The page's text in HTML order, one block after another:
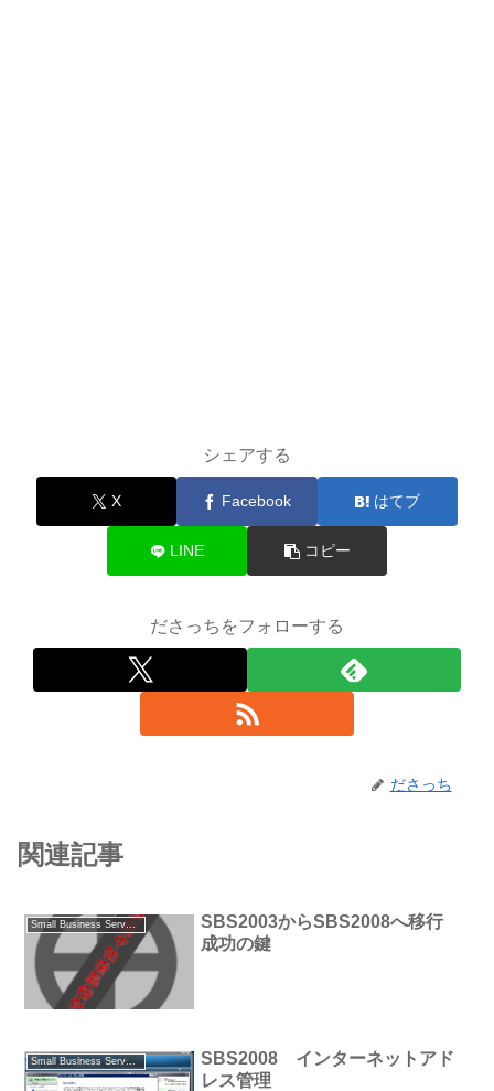
シェアする
X Facebook はてブ
LINE コピー
ださっちをフォローする
ださっち
関連記事
Small Business Server 2003/2008
SBS2003からSBS2008へ移行
成功の鍵
Small Business Server 2003/2008
SBS2008 インターネットアド
レス管理